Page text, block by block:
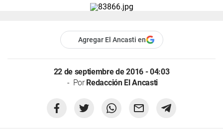
Agregar El Ancasti en
22 de septiembre de 2016 - 04:03
PorRedacción El Ancasti